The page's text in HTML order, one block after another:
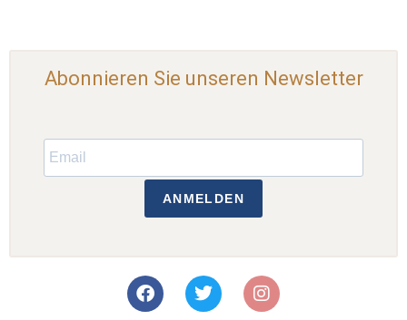
Abonnieren Sie unseren Newsletter
ANMELDEN